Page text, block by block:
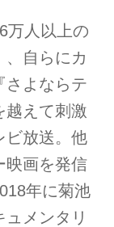
万人以上の
自らにカ
さよならテ
越えて刺激
ビ放送。他
映画を発信
年に菊池
メンタリ